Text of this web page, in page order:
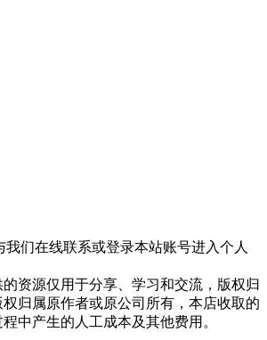
们在线联系或登录本站账号进入个人
资源仅用于分享、学习和交流，版权归
归属原作者或原公司所有，本店收取的
中产生的人工成本及其他费用。